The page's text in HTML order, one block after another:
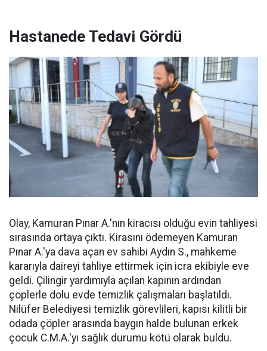
Hastanede Tedavi Gördü
Olay, Kamuran Pınar A.'nın kiracısı olduğu evin tahliyesi
sırasında ortaya çıktı. Kirasını ödemeyen Kamuran
Pınar A.'ya dava açan ev sahibi Aydın S., mahkeme
kararıyla daireyi tahliye ettirmek için icra ekibiyle eve
geldi. Çilingir yardımıyla açılan kapının ardından
çöplerle dolu evde temizlik çalışmaları başlatıldı.
Nilüfer Belediyesi temizlik görevlileri, kapısı kilitli bir
odada çöpler arasında baygın halde bulunan erkek
çocuk C.M.A.'yı sağlık durumu kötü olarak buldu.